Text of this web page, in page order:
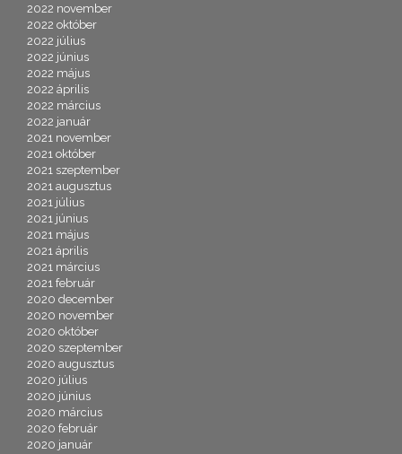
2022 november
2022 október
2022 július
2022 június
2022 május
2022 április
2022 március
2022 január
2021 november
2021 október
2021 szeptember
2021 augusztus
2021 július
2021 június
2021 május
2021 április
2021 március
2021 február
2020 december
2020 november
2020 október
2020 szeptember
2020 augusztus
2020 július
2020 június
2020 március
2020 február
2020 január